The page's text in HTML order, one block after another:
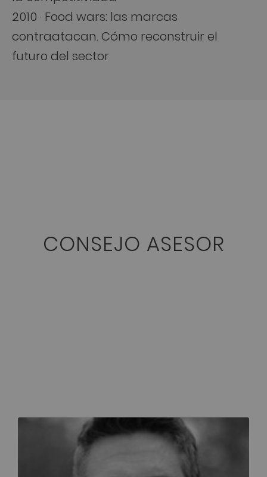
2010 · Food wars: las marcas
contraatacan. Cómo reconstruir el
futuro del sector
CONSEJO ASESOR